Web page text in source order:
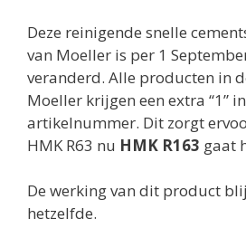
Deze reinigende snelle
van Moeller is per 1
veranderd. Alle producten in
Moeller krijgen een extra “1”
artikelnummer. Dit zorgt
HMK R63 nu HMK R163 gaat
De werking van dit product
hetzelfde.